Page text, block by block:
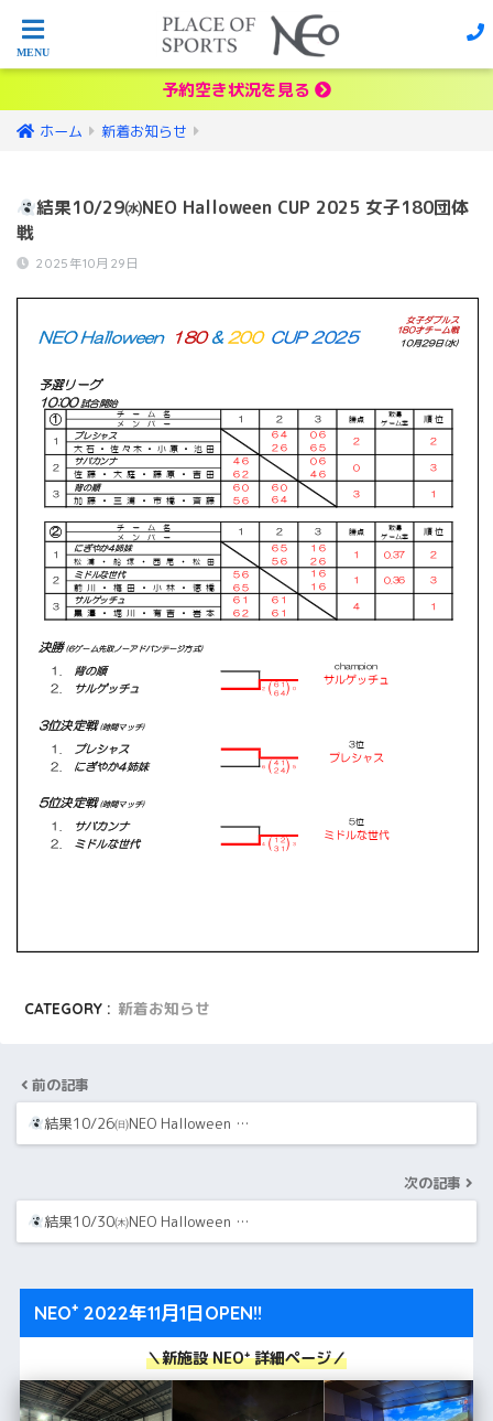
予約空き状況を見る
ホーム 新着お知らせ
結果10/29㈬NEO Halloween CUP 2025 女子180団体
戦
2025年10月29日
CATEGORY : 新着お知らせ
前の記事
結果10/26㈰NEO Halloween …
次の記事
結果10/30㈭NEO Halloween …
NEO⁺ 2022年11月1日OPEN!!
＼新施設 NEO⁺ 詳細ページ／